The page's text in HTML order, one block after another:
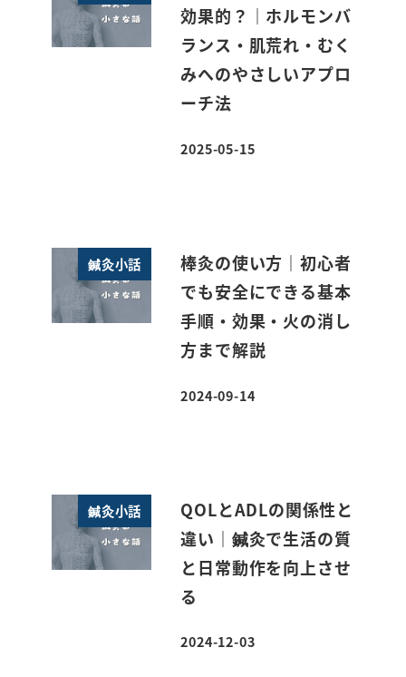
効果的？｜ホルモンバ
ランス・肌荒れ・むく
みへのやさしいアプロ
ーチ法
投稿日
2025-05-15
鍼灸小話
棒灸の使い方｜初心者
でも安全にできる基本
手順・効果・火の消し
方まで解説
投稿日
2024-09-14
鍼灸小話
QOLとADLの関係性と
違い｜鍼灸で生活の質
と日常動作を向上させ
る
投稿日
2024-12-03